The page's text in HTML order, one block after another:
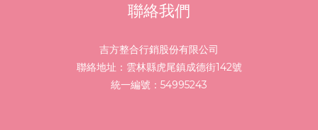
聯絡我們
吉方整合行銷股份有限公司
聯絡地址：雲林縣虎尾鎮成德街142號
統一編號：54995243